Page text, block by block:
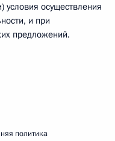
условия осуществления
и при
предложений.
политика